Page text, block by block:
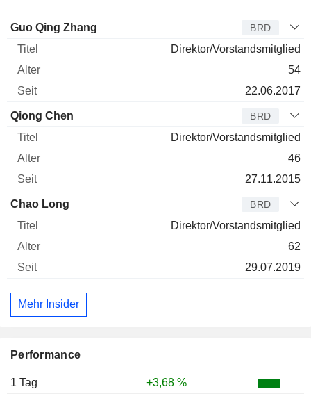
Performance
1 Tag
+3,68 %
Verwaltungsratsmitglied
Guo Qing Zhang BRD
Direktor/Vorstandsmitglied
54
22.06.2017
Qiong Chen BRD
Direktor/Vorstandsmitglied
46
27.11.2015
Chao Long BRD
Direktor/Vorstandsmitglied
62
29.07.2019
Mehr Insider